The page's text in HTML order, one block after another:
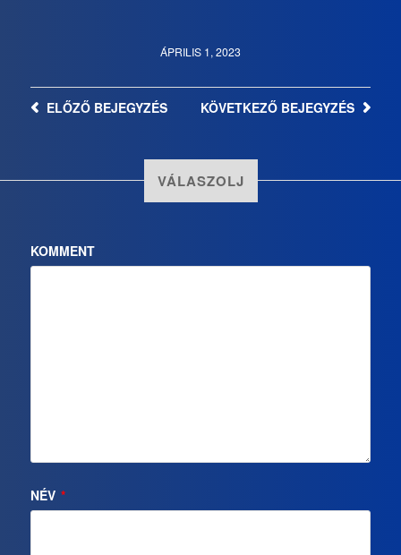
ÁPRILIS 1, 2023
KÖVETKEZŐ BEJEGYZÉS
ELŐZŐBEJEGYZÉS
VÁLASZOLJ
KOMMENT
NÉV *